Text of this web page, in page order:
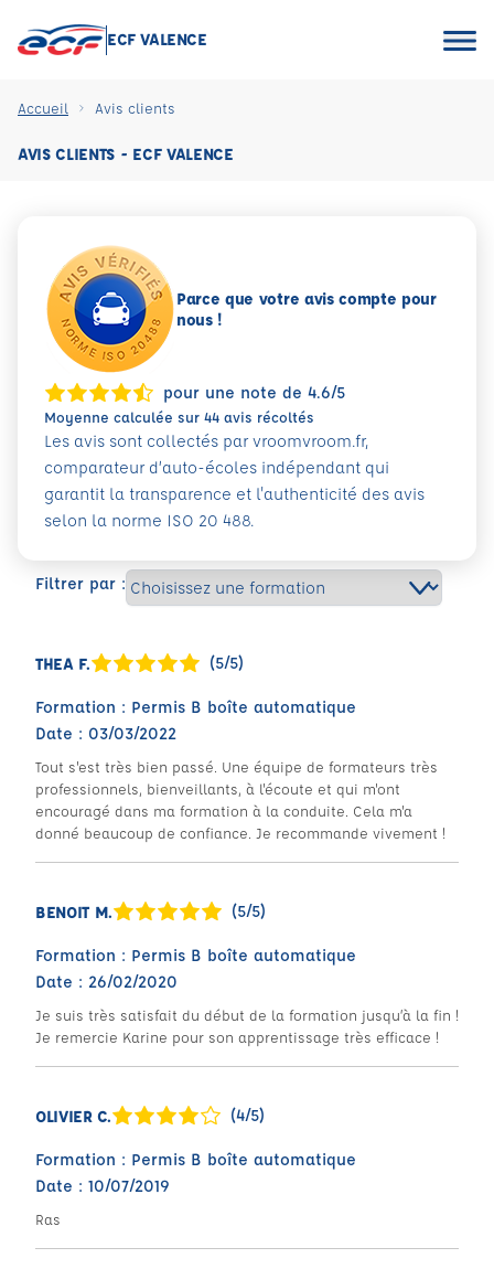
ECF VALENCE
Accueil Avis clients
AVIS CLIENTS - ECF VALENCE
Filtrer par :
THEA F. (5/5)
Formation : Permis B boîte automatique
Date : 03/03/2022
Tout s'est très bien passé. Une équipe de formateurs très
professionnels, bienveillants, à l'écoute et qui m'ont
encouragé dans ma formation à la conduite. Cela m'a
donné beaucoup de confiance. Je recommande vivement !
BENOIT M. (5/5)
Formation : Permis B boîte automatique
Date : 26/02/2020
Je suis très satisfait du début de la formation jusqu’à la fin !
Je remercie Karine pour son apprentissage très efficace !
OLIVIER C. (4/5)
Formation : Permis B boîte automatique
Date : 10/07/2019
Ras
Parce que votre avis compte pour
nous !
pour une note de 4.6/5
Moyenne calculée sur 44 avis récoltés
Les avis sont collectés par vroomvroom.fr,
comparateur d’auto-écoles indépendant qui
garantit la transparence et l'authenticité des avis
selon la norme ISO 20 488.